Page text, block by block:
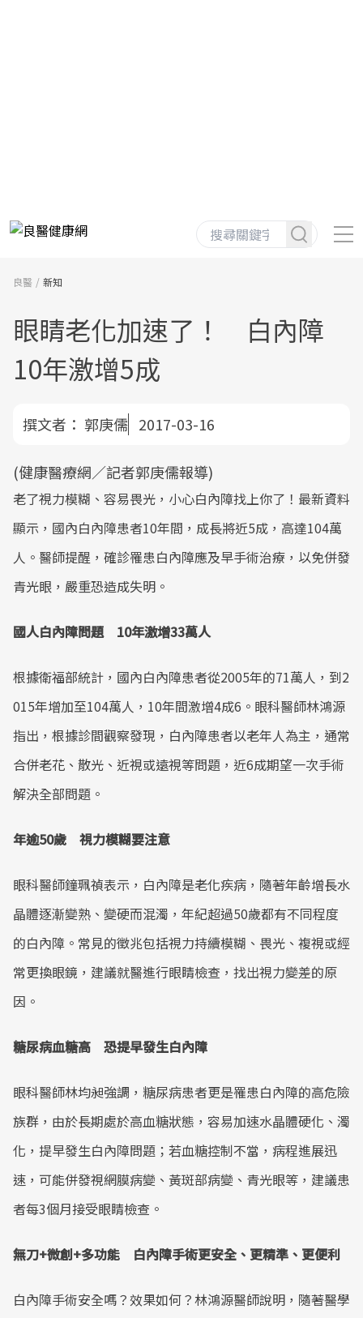
良醫 新知
眼睛老化加速了！ 白內障
10年激增5成
撰文者： 郭庚儒 2017-03-16
(健康醫療網／記者郭庚儒報導)
老了視力模糊、容易畏光，小心白內障找上你了！最新資料
顯示，國內白內障患者10年間，成長將近5成，高達104萬
人。醫師提醒，確診罹患白內障應及早手術治療，以免併發
青光眼，嚴重恐造成失明。
國人白內障問題 10年激增33萬人
根據衛福部統計，國內白內障患者從2005年的71萬人，到2
015年增加至104萬人，10年間激增4成6。眼科醫師林鴻源
指出，根據診間觀察發現，白內障患者以老年人為主，通常
合併老花、散光、近視或遠視等問題，近6成期望一次手術
解決全部問題。
年逾50歲 視力模糊要注意
眼科醫師鐘珮禎表示，白內障是老化疾病，隨著年齡增長水
晶體逐漸變熟、變硬而混濁，年紀超過50歲都有不同程度
的白內障。常見的徵兆包括視力持續模糊、畏光、複視或經
常更換眼鏡，建議就醫進行眼睛檢查，找出視力變差的原
因。
糖尿病血糖高 恐提早發生白內障
眼科醫師林均昶強調，糖尿病患者更是罹患白內障的高危險
族群，由於長期處於高血糖狀態，容易加速水晶體硬化、濁
化，提早發生白內障問題；若血糖控制不當，病程進展迅
速，可能併發視網膜病變、黃斑部病變、青光眼等，建議患
者每3個月接受眼睛檢查。
無刀+微創+多功能 白內障手術更安全、更精準、更便利
白內障手術安全嗎？效果如何？林鴻源醫師說明，隨著醫學